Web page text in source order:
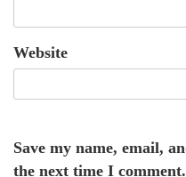
Website
Save my name, email,
the next time I comment.